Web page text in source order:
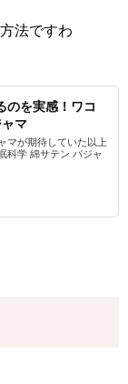
法ですわ
のを実感！ワコ
マ
マが期待していた以上
科学 綿サテン パジャ